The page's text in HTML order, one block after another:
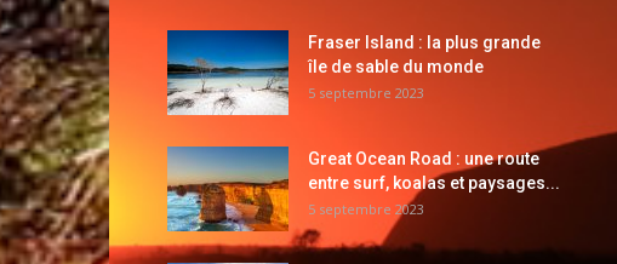
Fraser Island : la plus grande
île de sable du monde
5 septembre 2023
Great Ocean Road : une route
entre surf, koalas et paysages...
5 septembre 2023